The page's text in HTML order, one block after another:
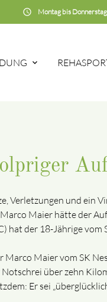
schedule Montag bis
Verletzungen und ein
Maier hätte der
hat der 18-Jährige
Marco Maier vom SK
über zehn
Er sei